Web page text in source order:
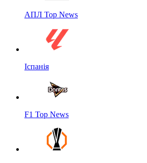
АПЛ Top News
Іспанія
F1 Top News